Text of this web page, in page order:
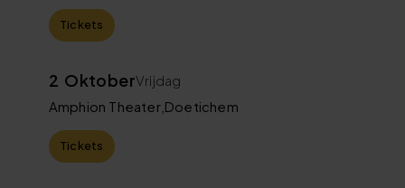
Tickets
2 OktoberVrijdag
Amphion Theater, Doetichem
Tickets